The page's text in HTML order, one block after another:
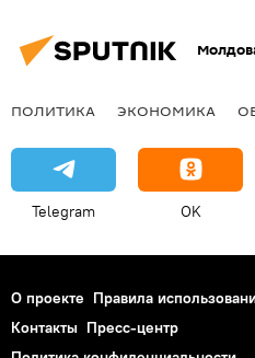
ПОЛИТИКА ЭКОНОМИКА
Telegram OK
О проекте Правила
Контакты Пресс-центр